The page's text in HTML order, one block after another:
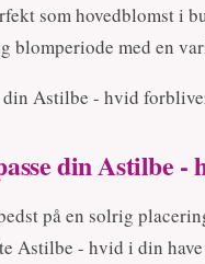
som hovedblomst i
blomperiode med en
Astilbe - hvid
din Astilbe -
på en solrig
Astilbe - hvid i din